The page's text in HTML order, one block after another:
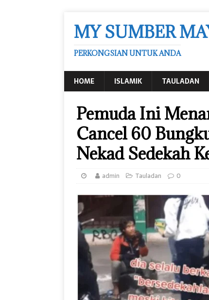
MY SUMBER
PERKONGSIAN UNTUK ANDA
HOME ISLAMIK TAULADAN
Pemuda Ini
Cancel 60
Nekad Sedekah
admin Tauladan 0